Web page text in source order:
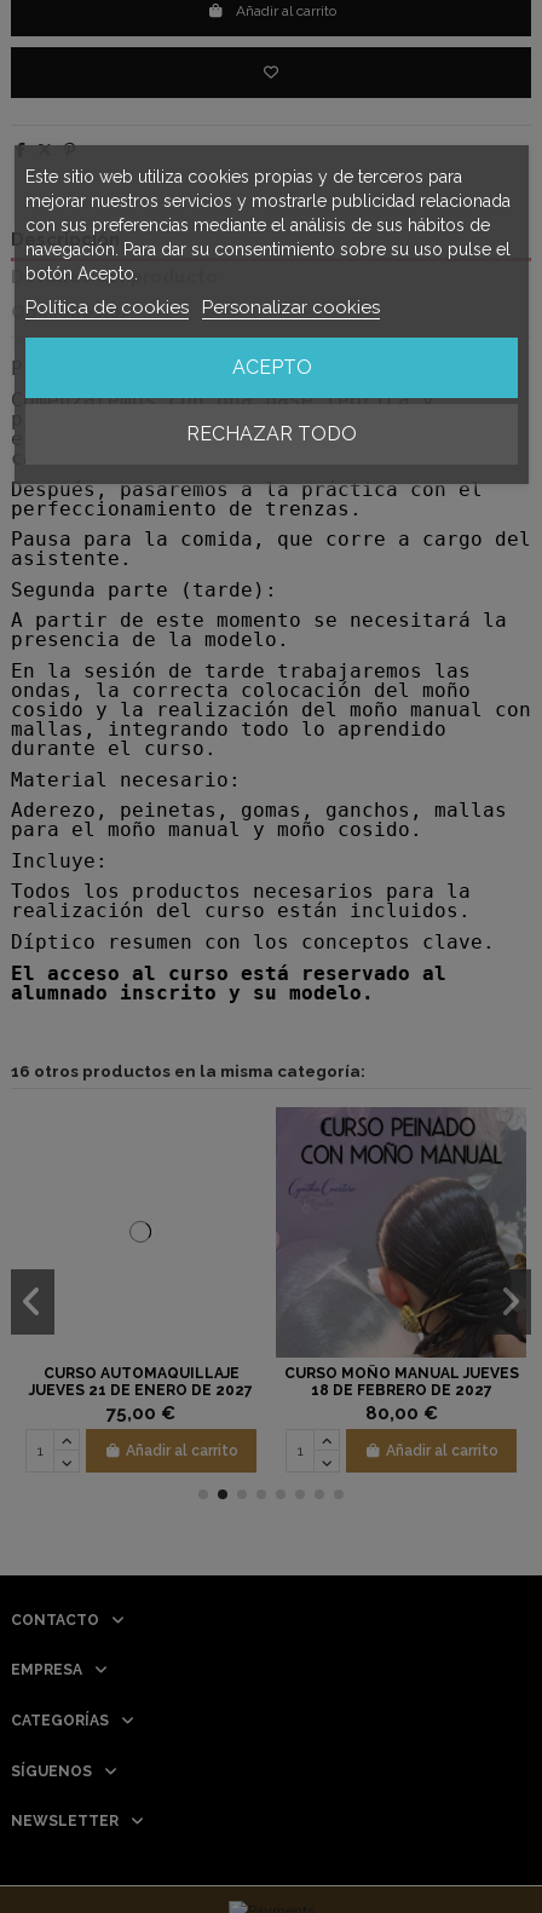
Añadir al carrito
Descripción
Detalles del producto
Opiniones(0)
Primera parte (mañana):
Comenzaremos con una base teórica y
práctica sobre técnicas de trabajo,
elección de productos y el cuidado del
cabello natural.
Después, pasaremos a la práctica con el
perfeccionamiento de trenzas.
Pausa para la comida, que corre a cargo del
asistente.
Segunda parte (tarde):
A partir de este momento se necesitará la
presencia de la modelo.
En la sesión de tarde trabajaremos las
ondas, la correcta colocación del moño
cosido y la realización del moño manual con
mallas, integrando todo lo aprendido
durante el curso.
Material necesario:
Aderezo, peinetas, gomas, ganchos, mallas
para el moño manual y moño cosido.
Incluye:
Todos los productos necesarios para la
realización del curso están incluidos.
Díptico resumen con los conceptos clave.
El acceso al curso está reservado al
alumnado inscrito y su modelo.
16 otros productos en la misma categoría:
CURSO AUTOMAQUILLAJE
JUEVES 21 DE ENERO DE 2027
75,00 €
Añadir al carrito
CURSO MOÑO MANUAL JUEVES
18 DE FEBRERO DE 2027
80,00 €
Añadir al carrito
CONTACTO
EMPRESA
CATEGORÍAS
Este sitio web utiliza cookies propias y de terceros para
mejorar nuestros servicios y mostrarle publicidad relacionada
con sus preferencias mediante el análisis de sus hábitos de
navegación. Para dar su consentimiento sobre su uso pulse el
botón Acepto.
Política de cookies Personalizar cookies
RECHAZAR TODO
ACEPTO
SÍGUENOS
NEWSLETTER